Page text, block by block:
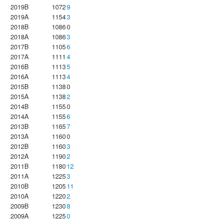
2019B
10729
2019A
11543
2018B
10860
2018A
10863
2017B
11056
2017A
1111 4
2016B
11135
2016A
11134
2015B
11380
2015A
11382
2014B
11550
2014A
11556
2013B
11657
2013A
11600
2012B
11603
2012A
11902
2011B
118012
2011A
12253
2010B
120511
2010A
12202
2009B
12308
2009A
12250